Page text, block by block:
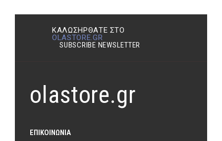
ΚΑΛΩΣΉΡΘΑΤΕ ΣΤΟ
OLASTORE.GR
SUBSCRIBE NEWSLETTER
olastore.gr
ΕΠΙΚΟΙΝΩΝΊΑ